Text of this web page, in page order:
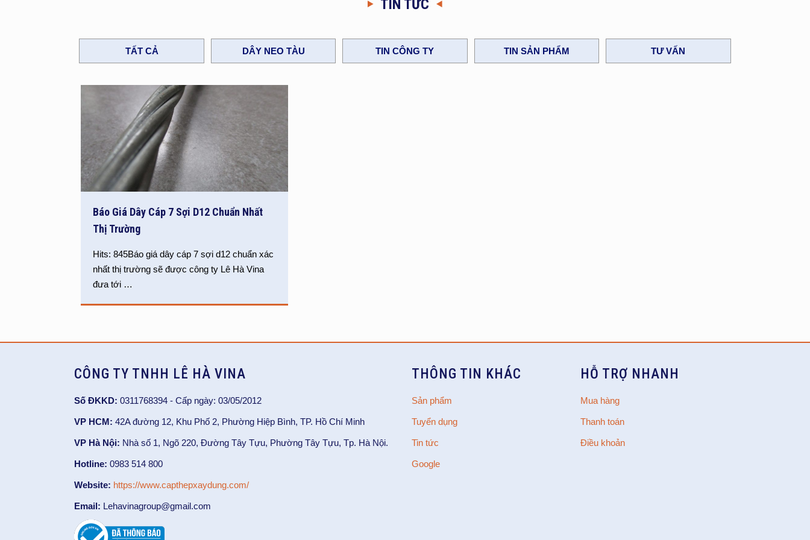
TIN TỨC
TẤT CẢ DÂY NEO TÀU TIN CÔNG TY TIN SẢN PHẨM TƯ VẤN
Báo Giá Dây Cáp 7 Sợi D12 Chuẩn Nhất
Thị Trường
Hits: 845Báo giá dây cáp 7 sợi d12 chuẩn xác
nhất thị trường sẽ được công ty Lê Hà Vina
đưa tới …
CÔNG TY TNHH LÊ HÀ VINA
Số ĐKKD: 0311768394 - Cấp ngày: 03/05/2012
VP HCM: 42A đường 12, Khu Phố 2, Phường Hiệp Bình, TP. Hồ Chí Minh
VP Hà Nội: Nhà số 1, Ngõ 220, Đường Tây Tựu, Phường Tây Tựu, Tp. Hà Nội.
Hotline: 0983 514 800
Website: https://www.capthepxaydung.com/
Email: Lehavinagroup@gmail.com
THÔNG TIN KHÁC
Sản phẩm
Tuyển dụng
Tin tức
Google
HỖ TRỢ NHANH
Mua hàng
Thanh toán
Điều khoản